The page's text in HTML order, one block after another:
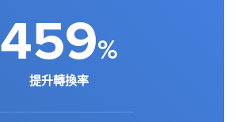
459%
提升轉換率